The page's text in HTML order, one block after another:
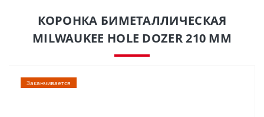
КОРОНКА БИМЕТАЛЛИЧЕСКАЯ
MILWAUKEE HOLE DOZER 210 ММ
Заканчивается